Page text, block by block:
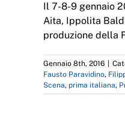
Il 7-8-9 gennaio
Aita, Ippolita
produzione della
Gennaio 8th, 2016
Fausto Paravidino,
Scena, prima italiana,